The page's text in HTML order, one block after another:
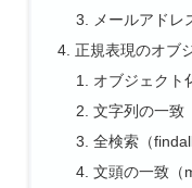
メールアドレ
正規表現のオブ
オブジェクト
文字列の一致
全検索（
文頭の一致（